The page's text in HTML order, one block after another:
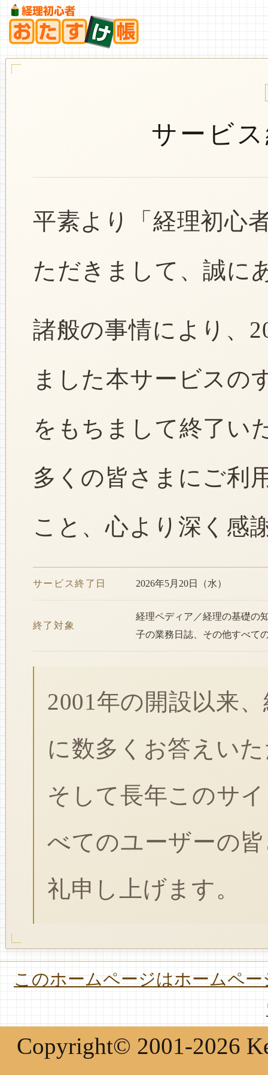
サービ
平素より「経理初心
ただきまして、誠に
諸般の事情により、
ました本サービスの
をもちまして終了い
多くの皆さまにご利
こと、心より深く感
サービス終了日 2026年5月20日（水）
終了対象
経理ペディア／経理の基礎の
子の業務日誌、その他すべて
2001年の開設以来
に数多くお答えい
そして長年このサ
べてのユーザーの
礼申し上げます。
このホームページはホームペ
Copyright© 2001-2026